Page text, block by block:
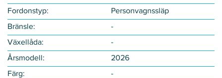
Fordonstyp​:
Bränsle:
Växellåda:
Årsmodell:
Färg:
Personvagnssläp
-
-
2026
-